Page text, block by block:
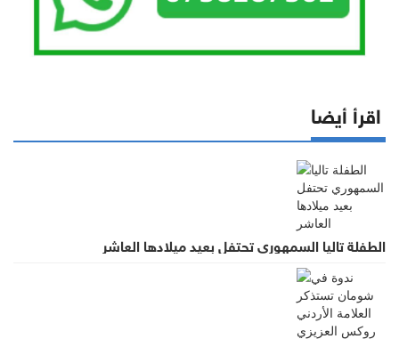
اقرأ أيضا
الطفلة تاليا السمهوري تحتفل بعيد ميلادها العاشر